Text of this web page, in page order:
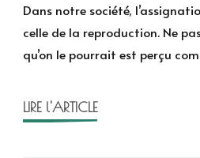
?
coordonné
par
Dans notre société,
celle de la reproduction. Ne
qu’on le pourrait est perçu
LIRE l'ARTICLE